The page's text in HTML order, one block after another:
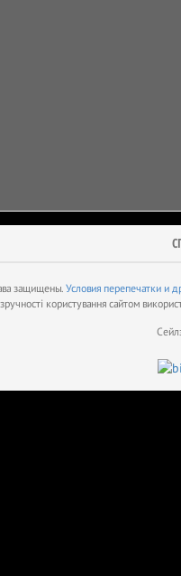
защищены. Условия перепечатки и
користування сайтом